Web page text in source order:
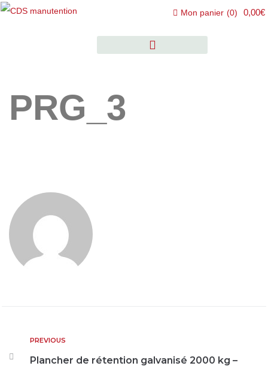
Mon panier (0) 0,00€
PRG_3
PREVIOUS
Plancher de rétention galvanisé 2000 kg –